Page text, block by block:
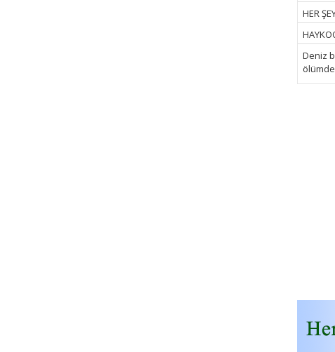
HER
Deniz